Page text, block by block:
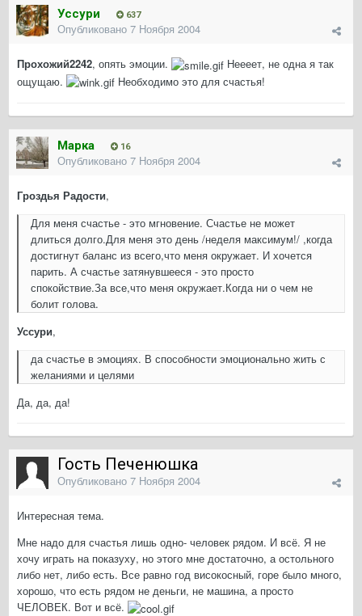
Уссури 637
Опубликовано 7 Ноября 2004
Прохожий2242, опять эмоции.
Неееет, не одна я так
ощущаю.
Необходимо это для счастья!
Марка 16
Опубликовано 7 Ноября 2004
Гроздья Радости,
Для меня счастье - это мгновение. Счастье не может
длиться долго.Для меня это день /неделя максимум!/ ,когда
достигнут баланс из всего,что меня окружает. И хочется
парить. А счастье затянувшееся - это просто
спокойствие.За все,что меня окружает.Когда ни о чем не
болит голова.
Уссури,
да счастье в эмоциях. В способности эмоционально жить с
желаниями и целями
Да, да, да!
Гость Печенюшка
Опубликовано 7 Ноября 2004
Интересная тема.
Мне надо для счастья лишь одно- человек рядом. И всё. Я не
хочу играть на показуху, но этого мне достаточно, а остольного
либо нет, либо есть. Все равно год високосный, горе было много,
хорошо, что есть рядом не деньги, не машина, а просто
ЧЕЛОВЕК. Вот и всё.